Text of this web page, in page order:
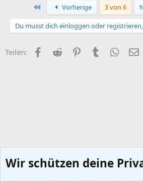
Erste Vorherige 3 von 6
Du musst dich einloggen oder
Teilen: Facebook
Reddit PinterestTumblr
Wir schützen deine